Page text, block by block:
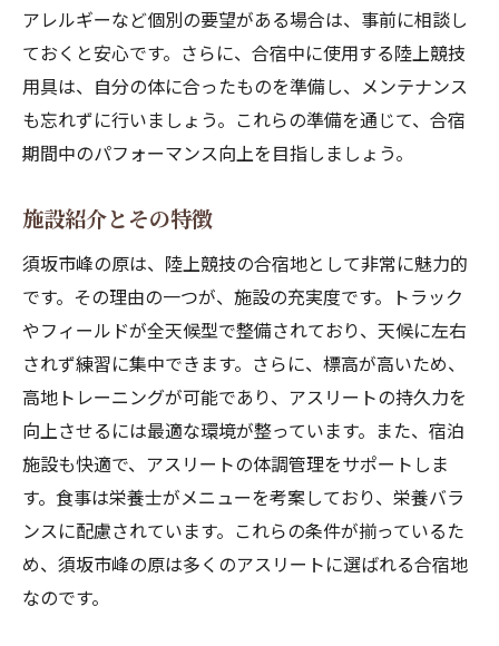
アレルギーなど個別の要望がある場合は、事前に相談し
ておくと安心です。さらに、合宿中に使用する陸上競技
用具は、自分の体に合ったものを準備し、メンテナンス
も忘れずに行いましょう。これらの準備を通じて、合宿
期間中のパフォーマンス向上を目指しましょう。
施設紹介とその特徴
須坂市峰の原は、陸上競技の合宿地として非常に魅力的
です。その理由の一つが、施設の充実度です。トラック
やフィールドが全天候型で整備されており、天候に左右
されず練習に集中できます。さらに、標高が高いため、
高地トレーニングが可能であり、アスリートの持久力を
向上させるには最適な環境が整っています。また、宿泊
施設も快適で、アスリートの体調管理をサポートしま
す。食事は栄養士がメニューを考案しており、栄養バラ
ンスに配慮されています。これらの条件が揃っているた
め、須坂市峰の原は多くのアスリートに選ばれる合宿地
なのです。